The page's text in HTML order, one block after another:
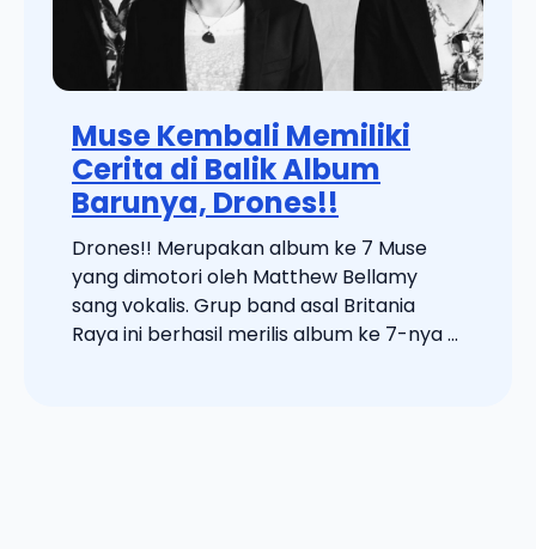
Muse Kembali Memiliki
Cerita di Balik Album
Barunya, Drones!!
Drones!! Merupakan album ke 7 Muse
yang dimotori oleh Matthew Bellamy
sang vokalis. Grup band asal Britania
Raya ini berhasil merilis album ke 7-nya ...